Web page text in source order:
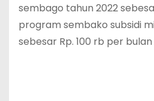
sembago tahun 2022
program sembako subsidi
sebesar Rp. 100 rb per